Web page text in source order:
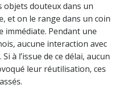
objets douteux dans un
et on le range dans un coin
immédiate. Pendant une
aucune interaction avec
à l’issue de ce délai, aucun
leur réutilisation, ces